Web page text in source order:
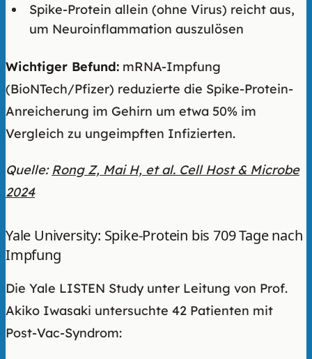
Spike-Protein allein (ohne Virus) reicht aus,
um Neuroinflammation auszulösen
Wichtiger Befund: mRNA-Impfung
(BioNTech/Pfizer) reduzierte die Spike-Protein-
Anreicherung im Gehirn um etwa 50% im
Vergleich zu ungeimpften Infizierten.
Quelle:Rong Z, Mai H, et al. Cell Host & Microbe
2024
Yale University: Spike-Protein bis 709 Tage nach
Impfung
Die Yale LISTEN Study unter Leitung von Prof.
Akiko Iwasaki untersuchte 42 Patienten mit
Post-Vac-Syndrom: